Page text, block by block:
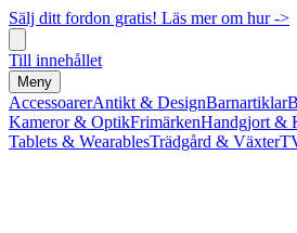
Sälj ditt fordon gratis! Läs mer om hur ->
Till innehållet
Meny
AccessoarerAntikt & DesignBarnartiklar
Kameror & OptikFrimärkenHandgjort &
Tablets & WearablesTrädgård & Växter